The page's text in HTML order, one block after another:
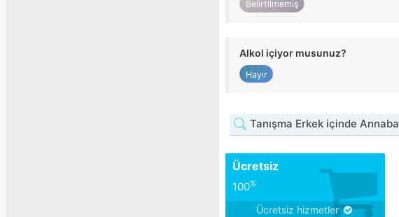
Belirtilmemiş
Alkol içiyor musunuz?
Hayır
Tanışma Erkek içinde Annaba
Ücretsiz
100%
Ücretsiz hizmetler